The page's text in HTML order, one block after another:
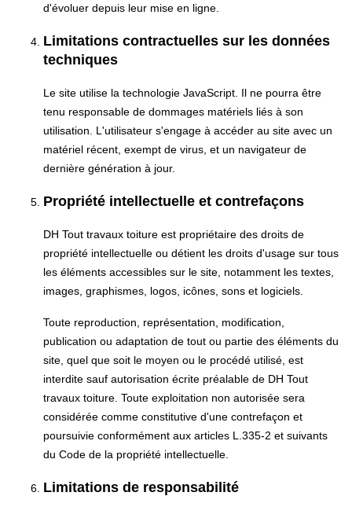
d'évoluer depuis leur mise en ligne.
Limitations contractuelles sur les données
techniques
Le site utilise la technologie JavaScript. Il ne pourra être
tenu responsable de dommages matériels liés à son
utilisation. L'utilisateur s'engage à accéder au site avec un
matériel récent, exempt de virus, et un navigateur de
dernière génération à jour.
Propriété intellectuelle et contrefaçons
DH Tout travaux toiture est propriétaire des droits de
propriété intellectuelle ou détient les droits d'usage sur tous
les éléments accessibles sur le site, notamment les textes,
images, graphismes, logos, icônes, sons et logiciels.
Toute reproduction, représentation, modification,
publication ou adaptation de tout ou partie des éléments du
site, quel que soit le moyen ou le procédé utilisé, est
interdite sauf autorisation écrite préalable de DH Tout
travaux toiture. Toute exploitation non autorisée sera
considérée comme constitutive d'une contrefaçon et
poursuivie conformément aux articles L.335-2 et suivants
du Code de la propriété intellectuelle.
Limitations de responsabilité